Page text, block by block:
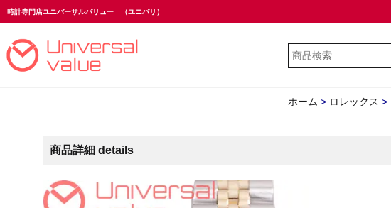
時計専門店ユニバーサルバリュー （ユニバリ）
ホーム > ロレックス >
商品詳細 details